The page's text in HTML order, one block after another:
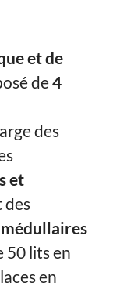
et de
de4
des
et
des
médullaires
50 lits en
en